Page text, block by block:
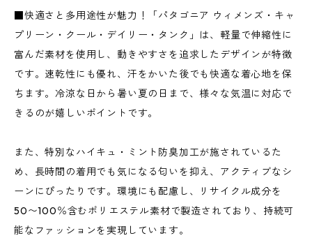
■快適さと多用途性が魅力！「パタゴニア ウィメンズ・キャ
プリーン・クール・デイリー・タンク」は、軽量で伸縮性に
富んだ素材を使用し、動きやすさを追求したデザインが特徴
です。速乾性にも優れ、汗をかいた後でも快適な着心地を保
ちます。冷涼な日から暑い夏の日まで、様々な気温に対応で
きるのが嬉しいポイントです。
また、特別なハイキュ・ミント防臭加工が施されているた
め、長時間の着用でも気になる匂いを抑え、アクティブなシ
ーンにぴったりです。環境にも配慮し、リサイクル成分を
50〜100％含むポリエステル素材で製造されており、持続可
能なファッションを実現しています。